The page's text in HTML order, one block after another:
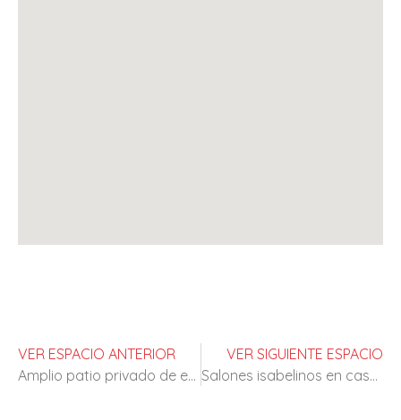
VER ESPACIO ANTERIOR
Amplio patio privado de estilo clasico
VER SIGUIENTE ESPACIO
Salones isabelinos en casa palaciega